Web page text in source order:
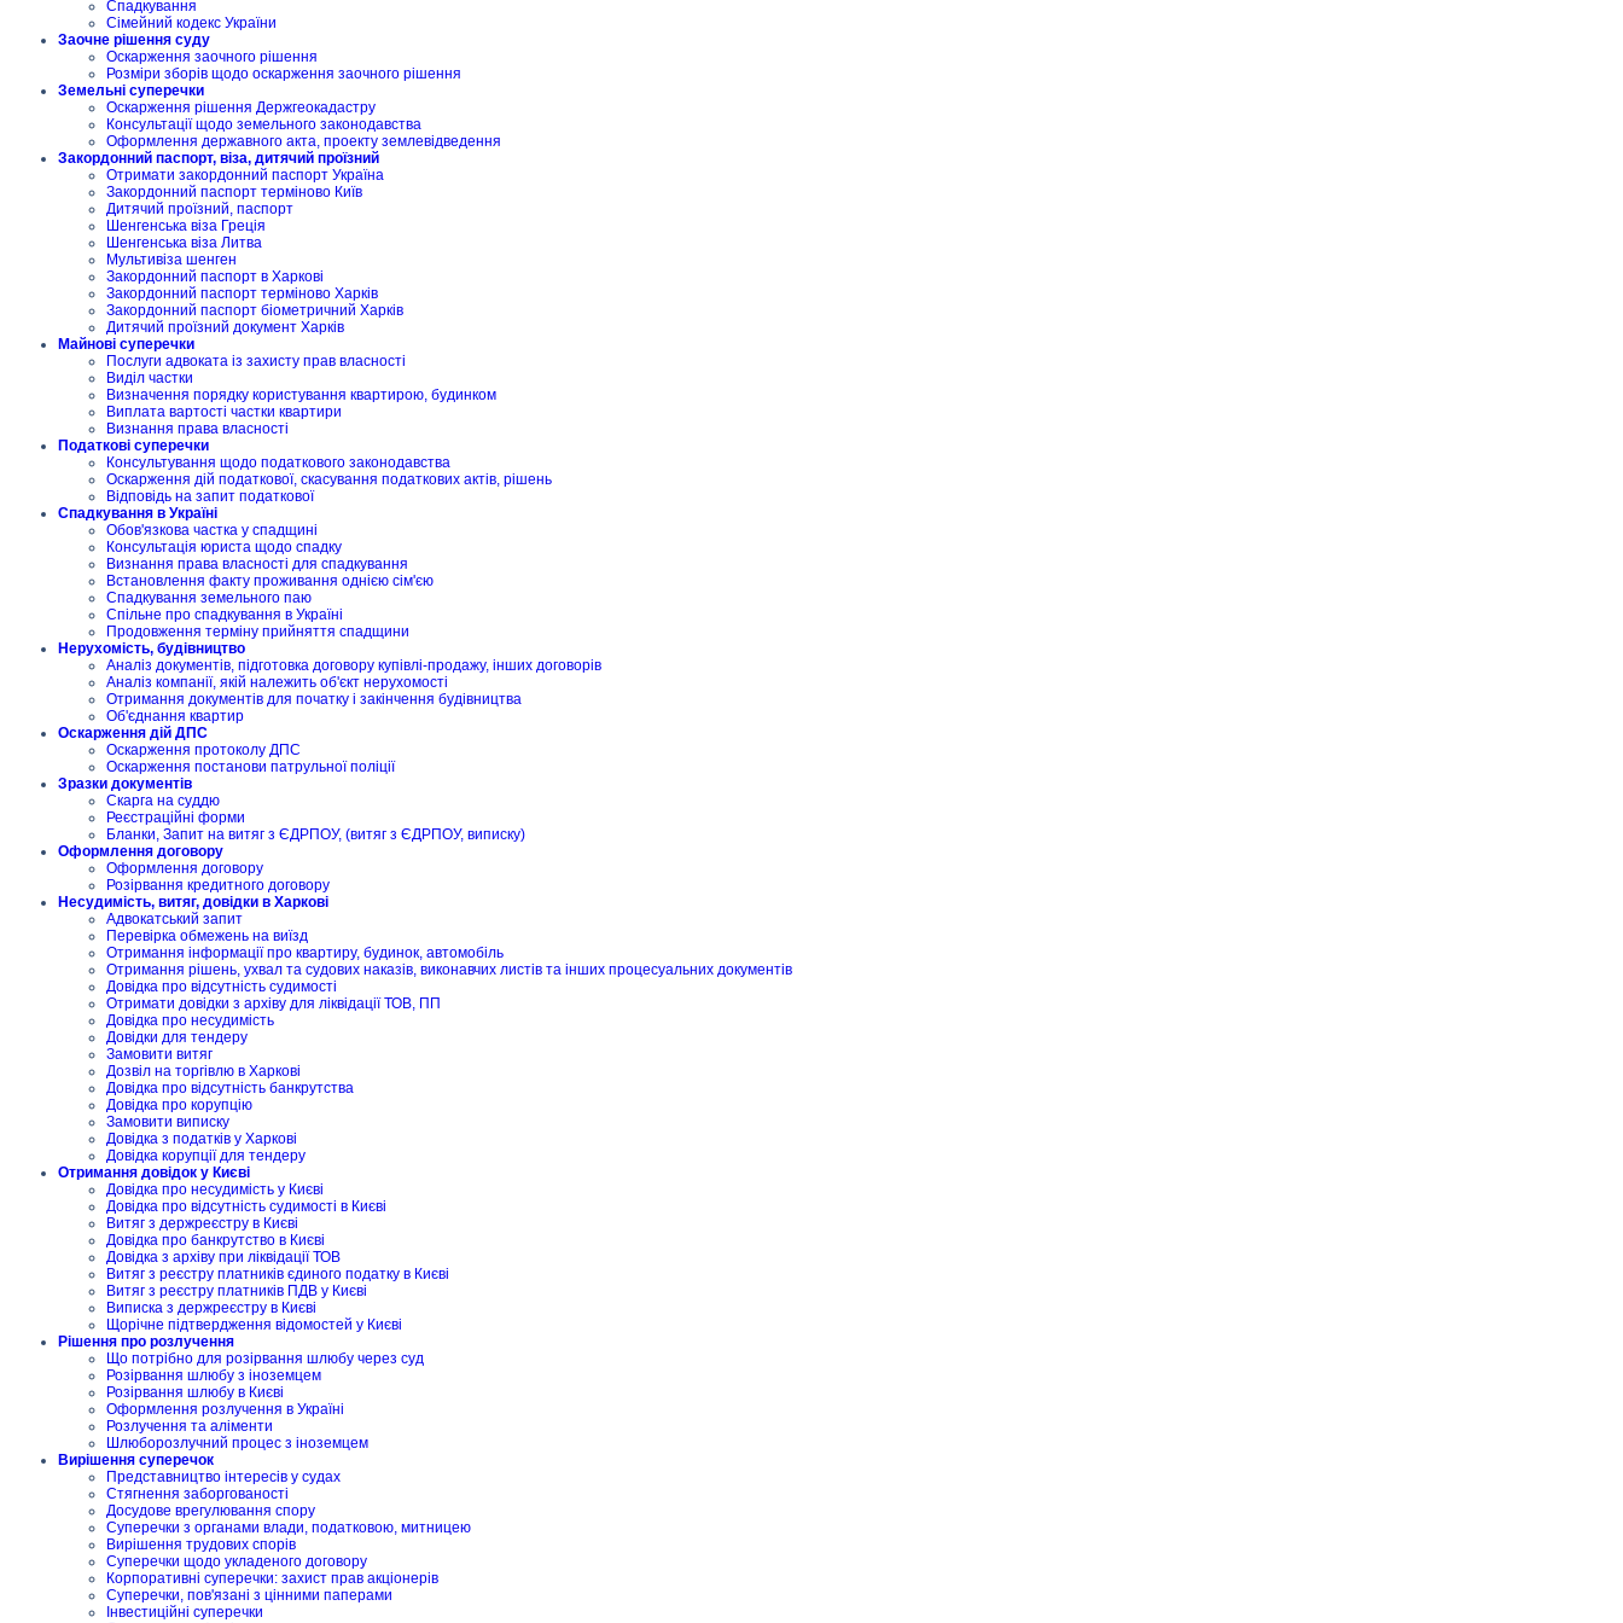
Спадкування
Сімейний кодекс України
Заочне рішення суду
Оскарження заочного рішення
Розміри зборів щодо оскарження заочного рішення
Земельні суперечки
Оскарження рішення Держгеокадастру
Консультації щодо земельного законодавства
Оформлення державного акта, проекту землевідведення
Закордонний паспорт, віза, дитячий проїзний
Отримати закордонний паспорт Україна
Закордонний паспорт терміново Київ
Дитячий проїзний, паспорт
Шенгенська віза Греція
Шенгенська віза Литва
Мультивіза шенген
Закордонний паспорт в Харкові
Закордонний паспорт терміново Харків
Закордонний паспорт біометричний Харків
Дитячий проїзний документ Харків
Майнові суперечки
Послуги адвоката із захисту прав власності
Виділ частки
Визначення порядку користування квартирою, будинком
Виплата вартості частки квартири
Визнання права власності
Податкові суперечки
Консультування щодо податкового законодавства
Оскарження дій податкової, скасування податкових актів, рішень
Відповідь на запит податкової
Спадкування в Україні
Обов'язкова частка у спадщині
Консультація юриста щодо спадку
Визнання права власності для спадкування
Встановлення факту проживання однією сім'єю
Спадкування земельного паю
Спільне про спадкування в Україні
Продовження терміну прийняття спадщини
Нерухомість, будівництво
Аналіз документів, підготовка договору купівлі-продажу, інших договорів
Аналіз компанії, якій належить об'єкт нерухомості
Отримання документів для початку і закінчення будівництва
Об'єднання квартир
Оскарження дій ДПС
Оскарження протоколу ДПС
Оскарження постанови патрульної поліції
Зразки документів
Скарга на суддю
Реєстраційні форми
Бланки, Запит на витяг з ЄДРПОУ, (витяг з ЄДРПОУ, виписку)
Оформлення договору
Оформлення договору
Розірвання кредитного договору
Несудимість, витяг, довідки в Харкові
Адвокатський запит
Перевірка обмежень на виїзд
Отримання інформації про квартиру, будинок, автомобіль
Отримання рішень, ухвал та судових наказів, виконавчих листів та інших процесуальних документів
Довідка про відсутність судимості
Отримати довідки з архіву для ліквідації ТОВ, ПП
Довідка про несудимість
Довідки для тендеру
Замовити витяг
Дозвіл на торгівлю в Харкові
Довідка про відсутність банкрутства
Довідка про корупцію
Замовити виписку
Довідка з податків у Харкові
Довідка корупції для тендеру
Отримання довідок у Києві
Довідка про несудимість у Києві
Довідка про відсутність судимості в Києві
Витяг з держреєстру в Києві
Довідка про банкрутство в Києві
Довідка з архіву при ліквідації ТОВ
Витяг з реєстру платників єдиного податку в Києві
Витяг з реєстру платників ПДВ у Києві
Виписка з держреєстру в Києві
Щорічне підтвердження відомостей у Києві
Рішення про розлучення
Що потрібно для розірвання шлюбу через суд
Розірвання шлюбу з іноземцем
Розірвання шлюбу в Києві
Оформлення розлучення в Україні
Розлучення та аліменти
Шлюборозлучний процес з іноземцем
Вирішення суперечок
Представництво інтересів у судах
Стягнення заборгованості
Досудове врегулювання спору
Суперечки з органами влади, податковою, митницею
Вирішення трудових спорів
Суперечки щодо укладеного договору
Корпоративні суперечки: захист прав акціонерів
Суперечки, пов'язані з цінними паперами
Інвестиційні суперечки